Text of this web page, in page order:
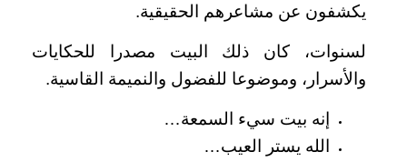
يكشفون عن مشاعرهم الحقيقية.
لسنوات، كان ذلك البيت مصدرا للحكايات
والأسرار، وموضوعا للفضول والنميمة القاسية.
إنه بيت سيء السمعة…
الله يستر العيب…